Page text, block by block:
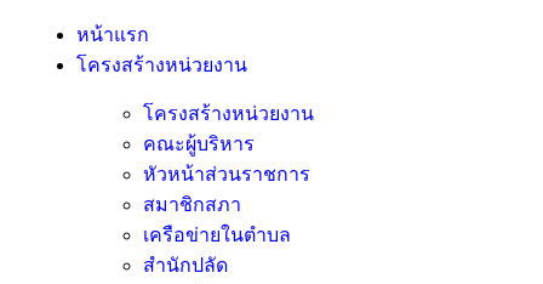
หน้าแรก
โครงสร้างหน่วยงาน
โครงสร้างหน่วยงาน
คณะผู้บริหาร
หัวหน้าส่วนราชการ
สมาชิกสภา
เครือข่ายในตำบล
สำนักปลัด